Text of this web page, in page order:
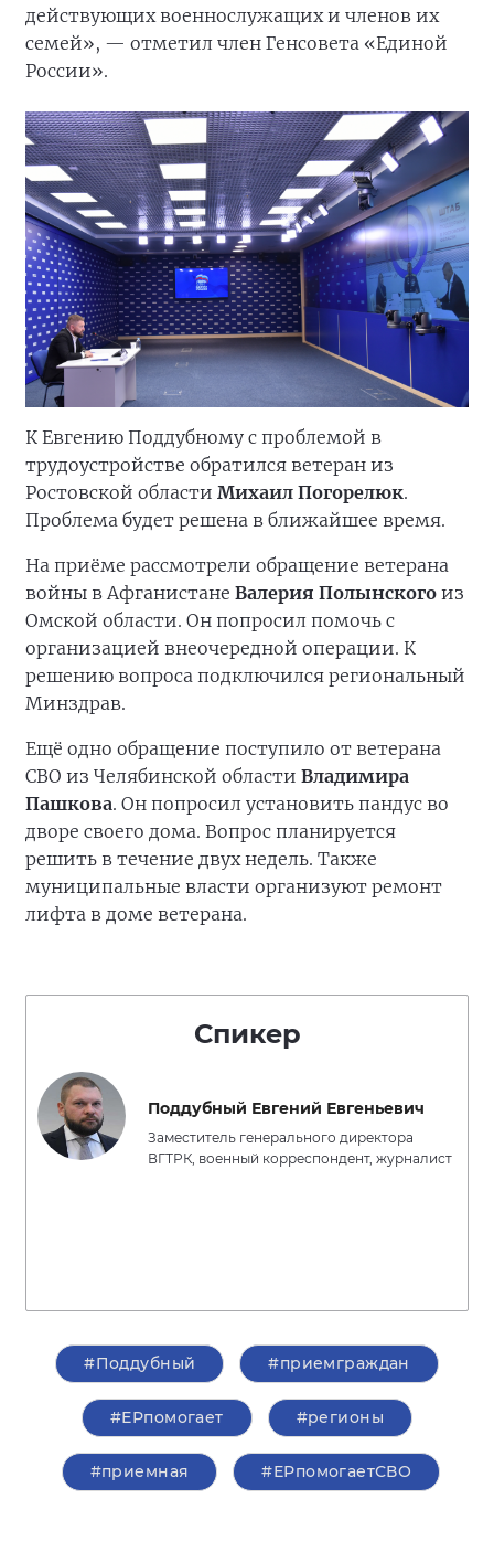
действующих военнослужащих и членов их
семей», — отметил член Генсовета «Единой
России».
К Евгению Поддубному с проблемой в
трудоустройстве обратился ветеран из
Ростовской области Михаил Погорелюк.
Проблема будет решена в ближайшее время.
На приёме рассмотрели обращение ветерана
войны в Афганистане Валерия Полынского из
Омской области. Он попросил помочь с
организацией внеочередной операции. К
решению вопроса подключился региональный
Минздрав.
Ещё одно обращение поступило от ветерана
СВО из Челябинской области Владимира
Пашкова. Он попросил установить пандус во
дворе своего дома. Вопрос планируется
решить в течение двух недель. Также
муниципальные власти организуют ремонт
лифта в доме ветерана.
Спикер
Поддубный Евгений Евгеньевич
Заместитель генерального директора
ВГТРК, военный корреспондент, журналист
#Поддубный #приемграждан
#ЕРпомогает #регионы
#приемная #ЕРпомогаетСВО